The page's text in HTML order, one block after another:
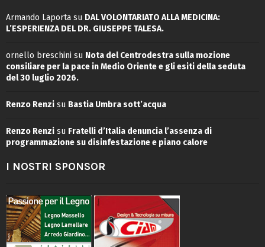
Armando Laporta su DAL VOLONTARIATO ALLA MEDICINA:
L’ESPERIENZA DEL DR. GIUSEPPE TALESA.
ornello breschini su Nota del Centrodestra sulla mozione
consiliare per la pace in Medio Oriente e gli esiti della seduta
del 30 luglio 2026.
Renzo Renzi su Bastia Umbra sott’acqua
Renzo Renzi su Fratelli d’Italia denuncia l’assenza di
programmazione su disinfestazione e piano calore
I NOSTRI SPONSOR